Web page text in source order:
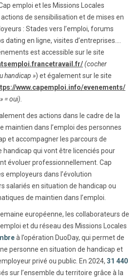
emploi et les Missions Locales
de sensibilisation et de mises en
: Stades vers l’emploi, forums
dating en ligne, visites d’entreprises….
est accessible sur le site
(cocher
handicap ») et également sur le site
www.capemploi.info/evenements/
= oui).
des actions dans le cadre de la
maintien dans l’emploi des personnes
et accompagner les parcours de
handicap qui vont être licenciés pour
évoluer professionnellement. Cap
employeurs dans l’évolution
salariés en situation de handicap ou
de maintien dans l’emploi.
européenne, les collaborateurs de
et du réseau des Missions Locales
à l’opération DuoDay, qui permet de
personne en situation de handicap et
privé ou public. En 2024, 31 440
sur l’ensemble du territoire grâce à la